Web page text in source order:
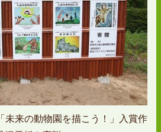
未来の動物園を描こう！」入賞作